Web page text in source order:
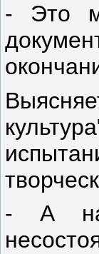
- Это
- А